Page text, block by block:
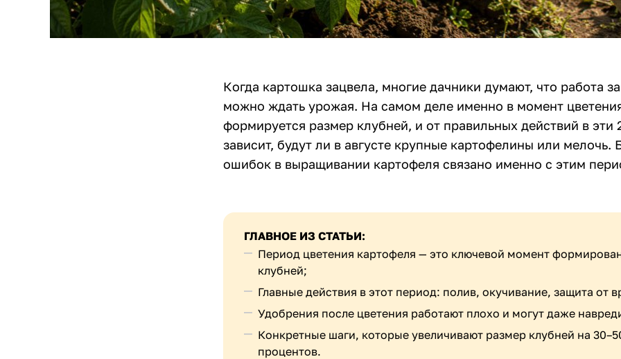
Когда картошка зацвела, многие дачники думают, что работа
можно ждать урожая. На самом деле именно в момент
формируется размер клубней, и от правильных действий в эти
зависит, будут ли в августе крупные картофелины или мелочь.
ошибок в выращивании картофеля связано именно с этим
ГЛАВНОЕ ИЗ СТАТЬИ:
Период цветения картофеля — это ключевой момент
клубней;
Главные действия в этот период: полив, окучивание, защита от
Удобрения после цветения работают плохо и могут даже
Конкретные шаги, которые увеличивают размер клубней на
процентов.